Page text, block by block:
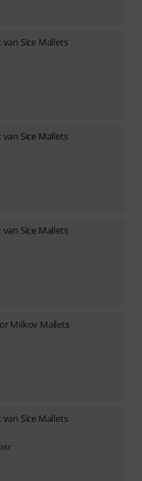
Sice Mallets
Sice Mallets
Sice Mallets
Milkov Mallets
Sice Mallets